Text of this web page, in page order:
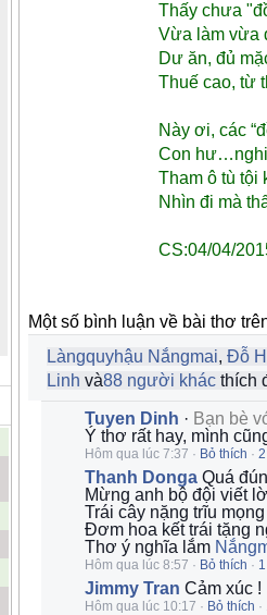
Thấy chưa
Vừa làm vừa
Dư ăn, đủ
Thuế cao, từ
Này ơi, các
Con
Tham ô tù tội
Nhìn đi mà
CS:04/04/
Một số bình luận về bài thơ
Làngquyhậu Nắngmai, Đỗ
Linh và88 người khác thích
Tuyen Dinh · Bạn bè
Ý thơ rất hay, mình
Hôm qua lúc 7:37 · Bỏ thích · 2
Thanh Donga Quá
Mừng anh bộ đội viết
Trái cây nặng trĩu
Đơm hoa kết trái tặng
Thơ ý nghĩa lắm
Hôm qua lúc 8:57 · Bỏ thích · 1
Jimmy Tran Cảm xúc !
Hôm qua lúc 10:17 · Bỏ thích ·